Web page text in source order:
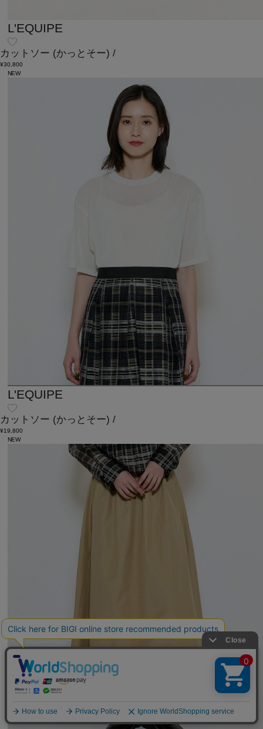
L'EQUIPE
カットソー (かっとそー) /
¥30,800
NEW
L'EQUIPE
カットソー (かっとそー) /
¥19,800
NEW